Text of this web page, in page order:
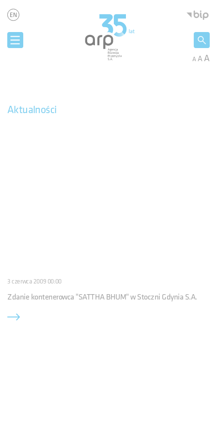
EN
AAA
Aktualności
3 czerwca 2009 00:00
Zdanie kontenerowca "SATTHA BHUM" w Stoczni Gdynia S.A.